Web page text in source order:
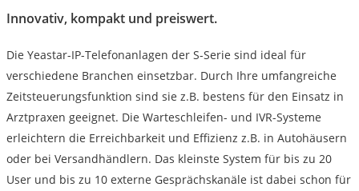
Innovativ, kompakt und preiswert.
Die Yeastar-IP-Telefonanlagen der S-Serie sind ideal für
verschiedene Branchen einsetzbar. Durch Ihre umfangreiche
Zeitsteuerungsfunktion sind sie z.B. bestens für den Einsatz in
Arztpraxen geeignet. Die Warteschleifen- und IVR-Systeme
erleichtern die Erreichbarkeit und Effizienz z.B. in Autohäusern
oder bei Versandhändlern. Das kleinste System für bis zu 20
User und bis zu 10 externe Gesprächskanäle ist dabei schon für